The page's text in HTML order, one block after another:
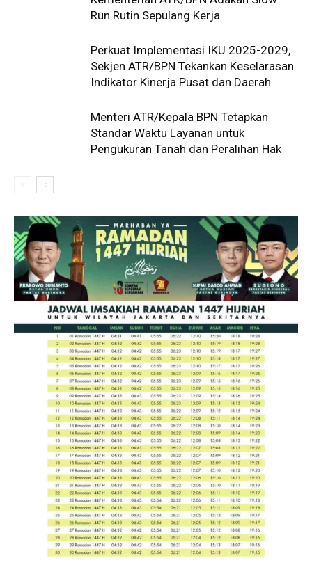
Run Rutin Sepulang Kerja ‎
Perkuat Implementasi IKU 2025-2029,
Sekjen ATR/BPN Tekankan Keselarasan
Indikator Kinerja Pusat dan Daerah
Menteri ATR/Kepala BPN Tetapkan
Standar Waktu Layanan untuk
Pengukuran Tanah dan Peralihan Hak